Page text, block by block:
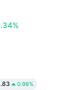
0.96%